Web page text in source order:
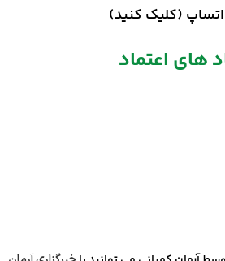
(کلیک کنید)
های اعتماد